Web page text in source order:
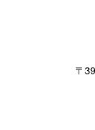
〒